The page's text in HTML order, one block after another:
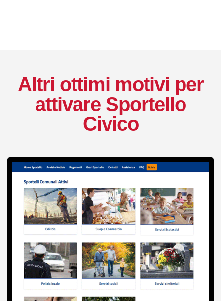
Altri ottimi motivi per
attivare Sportello
Civico